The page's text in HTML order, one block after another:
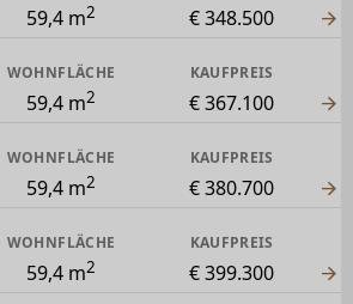
59,4 m2 € 348.500
WOHNFLÄCHE
59,4 m2
KAUFPREIS
€ 367.100
WOHNFLÄCHE
59,4 m2
KAUFPREIS
€ 380.700
WOHNFLÄCHE
59,4 m2
KAUFPREIS
€ 399.300